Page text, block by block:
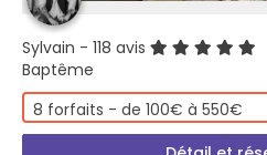
Sylvain - 118 avis
Baptême
8 forfaits - de 100€ à 550€